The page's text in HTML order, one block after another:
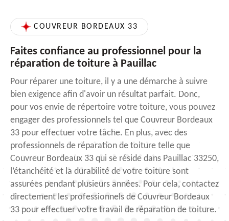
COUVREUR BORDEAUX 33
Faites confiance au professionnel pour la
réparation de toiture à Pauillac
Pour réparer une toiture, il y a une démarche à suivre
bien exigence afin d'avoir un résultat parfait. Donc,
pour vos envie de répertoire votre toiture, vous pouvez
engager des professionnels tel que Couvreur Bordeaux
33 pour effectuer votre tâche. En plus, avec des
professionnels de réparation de toiture telle que
Couvreur Bordeaux 33 qui se réside dans Pauillac 33250,
l’étanchéité et la durabilité de votre toiture sont
assurées pendant plusieurs années. Pour cela, contactez
directement les professionnels de Couvreur Bordeaux
33 pour effectuer votre travail de réparation de toiture.